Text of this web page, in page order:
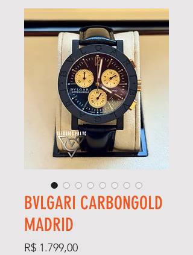
BVLGARI CARBONGOLD
MADRID
R$ 1.799,00Preço